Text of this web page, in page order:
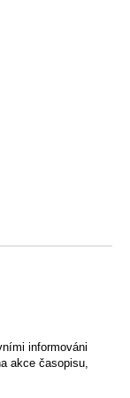
informováni
akce časopisu,